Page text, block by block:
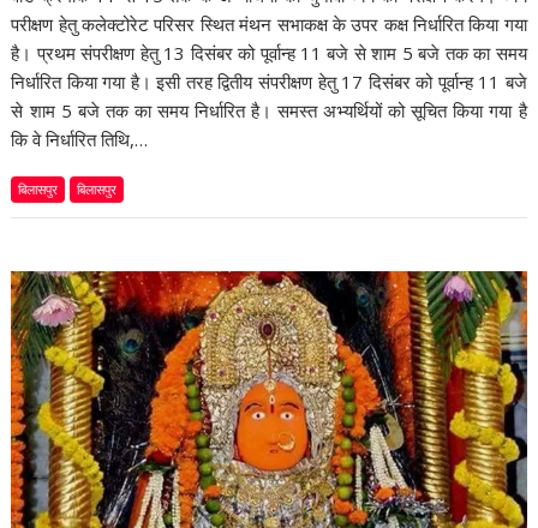
परीक्षण हेतु कलेक्टोरेट परिसर स्थित मंथन सभाकक्ष के उपर कक्ष निर्धारित किया गया
है। प्रथम संपरीक्षण हेतु 13 दिसंबर को पूर्वान्ह 11 बजे से शाम 5 बजे तक का समय
निर्धारित किया गया है। इसी तरह द्वितीय संपरीक्षण हेतु 17 दिसंबर को पूर्वान्ह 11 बजे
से शाम 5 बजे तक का समय निर्धारित है। समस्त अभ्यर्थियों को सूचित किया गया है
कि वे निर्धारित तिथि,…
बिलासपुर बिलासपुर